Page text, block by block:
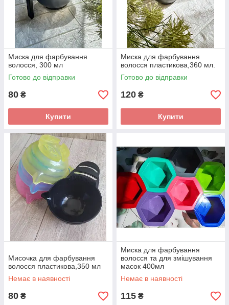
Миска для фарбування
волосся, 300 мл
Готово до відправки
80 ₴
Купити
Миска для фарбування
волосся пластикова,360 мл.
Готово до відправки
120 ₴
Купити
Мисочка для фарбування
волосся пластикова,350 мл
Немає в наявності
80 ₴
Миска для фарбування
волосся та для змішування
масок 400мл
Немає в наявності
115 ₴